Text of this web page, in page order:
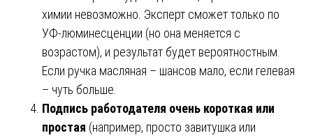
химии невозможно. Эксперт сможет только по
УФ-люминесценции (но она меняется с
возрастом), и результат будет вероятностным.
Если ручка масляная – шансов мало, если гелевая
– чуть больше.
Подпись работодателя очень короткая или
простая (например, просто завитушка или